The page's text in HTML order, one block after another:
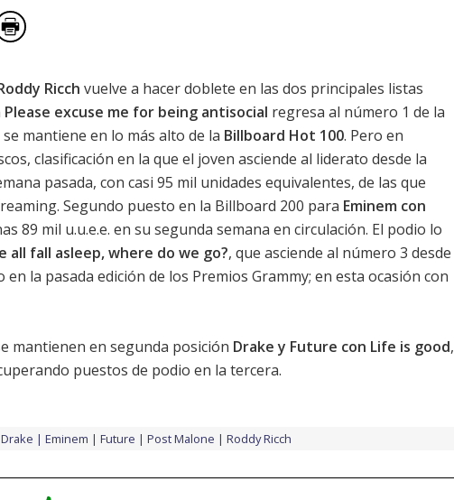
Ricch vuelve a hacer doblete en las dos principales listas
Please excuse me for being antisocial regresa al número 1 de la
se mantiene en lo más alto de la Billboard Hot 100. Pero en
clasificación en la que el joven asciende al liderato desde la
pasada, con casi 95 mil unidades equivalentes, de las que
Segundo puesto en la Billboard 200 para Eminem con
89 mil u.u.e.e. en su segunda semana en circulación. El podio lo
all fall asleep, where do we go?, que asciende al número 3 desde
la pasada edición de los Premios Grammy; en esta ocasión con
mantienen en segunda posición Drake y Future con Life is good,
puestos de podio en la tercera.
Drake Eminem Future Post Malone Roddy Ricch